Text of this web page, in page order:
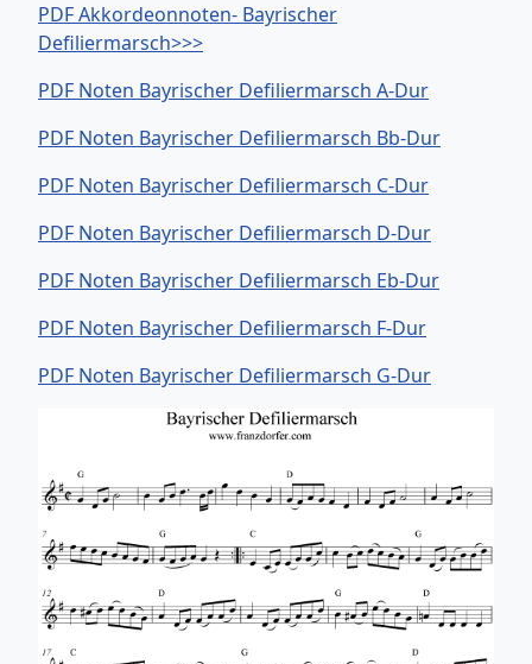
PDF Akkordeonnoten- Bayrischer
Defiliermarsch>>>
PDF Noten Bayrischer Defiliermarsch A-Dur
PDF Noten Bayrischer Defiliermarsch Bb-Dur
PDF Noten Bayrischer Defiliermarsch C-Dur
PDF Noten Bayrischer Defiliermarsch D-Dur
PDF Noten Bayrischer Defiliermarsch Eb-Dur
PDF Noten Bayrischer Defiliermarsch F-Dur
PDF Noten Bayrischer Defiliermarsch G-Dur